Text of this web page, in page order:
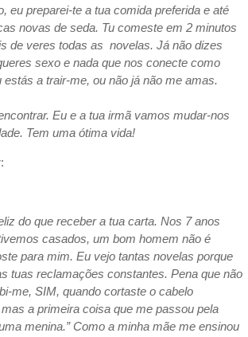
eu preparei-te a tua comida preferida e até
novas de seda. Tu comeste em 2 minutos
de veres todas as novelas. Já não dizes
sexo e nada que nos conecte como
estás a trair-me, ou não já não me amas.
Eu e a tua irmã vamos mudar-nos
Tem uma ótima vida!
do que receber a tua carta. Nos 7 anos
casados, um bom homem não é
para mim. Eu vejo tantas novelas porque
tuas reclamações constantes. Pena que não
me, SIM, quando cortaste o cabelo
a primeira coisa que me passou pela
menina.” Como a minha mãe me ensinou